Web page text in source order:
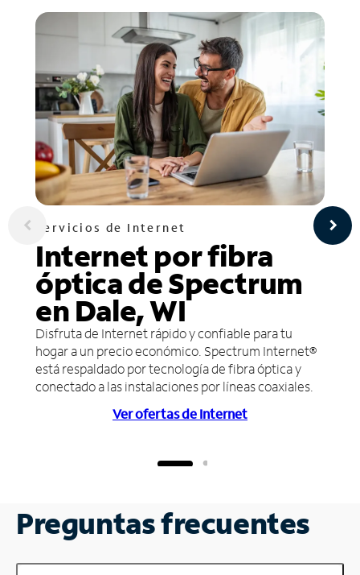
Servicios de Internet
Internet por fibra
óptica de Spectrum
en Dale, WI
Disfruta de Internet rápido y confiable para tu
hogar a un precio económico. Spectrum Internet®
está respaldado por tecnología de fibra óptica y
conectado a las instalaciones por líneas coaxiales.
Ver ofertas de Internet
Preguntas frecuentes